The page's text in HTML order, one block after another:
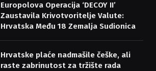
Europolova Operacija ‘DECOY II’
Zaustavila Krivotvoritelje Valute:
Hrvatska Među 18 Zemalja Sudionica
Hrvatske plaće nadmašile češke, ali
raste zabrinutost za tržište rada